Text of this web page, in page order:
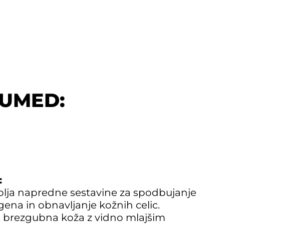
napredne sestavine za spodbujanje
in obnavljanje kožnih celic.
brezgubna koža z vidno mlajšim